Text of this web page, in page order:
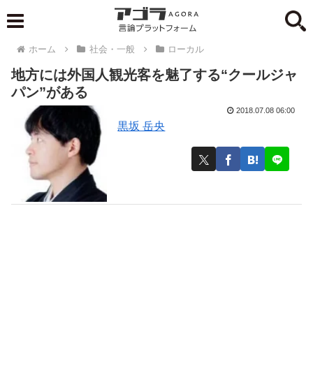
ホーム 社会・一般 ローカル
地方には外国人観光客を魅了する“クールジャ
パン”がある
黒坂 岳央
2018.07.08 06:00